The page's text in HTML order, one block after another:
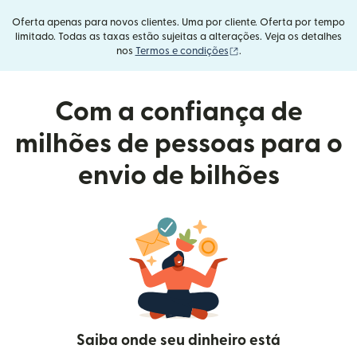
Oferta apenas para novos clientes. Uma por cliente. Oferta por tempo
limitado. Todas as taxas estão sujeitas a alterações. Veja os detalhes
nos Termos e condições (abre em uma nova
.
Com a confiança de
milhões de pessoas para o
envio de bilhões
Saiba onde seu dinheiro está